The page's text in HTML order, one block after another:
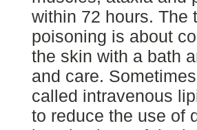
within 72 hours. The
poisoning is about
the skin with a bath
and care.
called intravenous
to reduce the use of